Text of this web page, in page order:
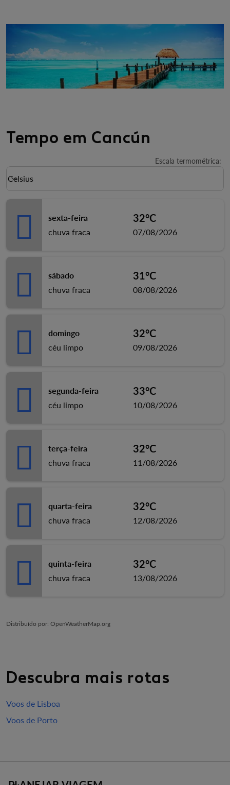
Tempo em Cancún
Escala termométrica:
Weather unit option Celsius Selected
Celsius
keyboard_arrow_down
sexta-feira
chuva fraca
32°C
07/08/2026
sábado
chuva fraca
31°C
08/08/2026
domingo
céu limpo
32°C
09/08/2026
segunda-feira
céu limpo
33°C
10/08/2026
terça-feira
chuva fraca
32°C
11/08/2026
quarta-feira
chuva fraca
32°C
12/08/2026
quinta-feira
chuva fraca
32°C
13/08/2026
Distribuído por: OpenWeatherMap.org
Descubra mais rotas
Voos de Lisboa
Voos de Porto